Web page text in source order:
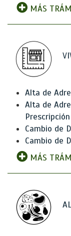
MÁS
Alta de
Alta de
Cambio de
Cambio de
MÁS